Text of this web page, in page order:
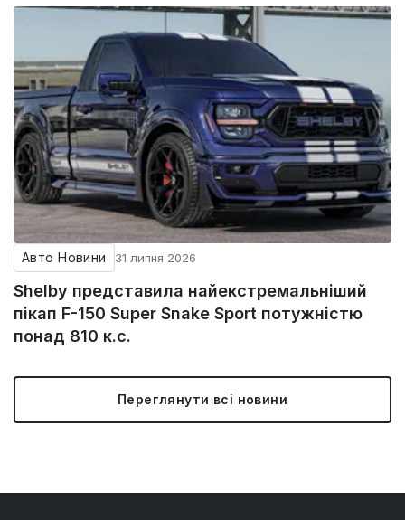
Авто Новини 31 липня 2026
Shelby представила найекстремальніший
пікап F-150 Super Snake Sport потужністю
понад 810 к.с.
Переглянути всі новини